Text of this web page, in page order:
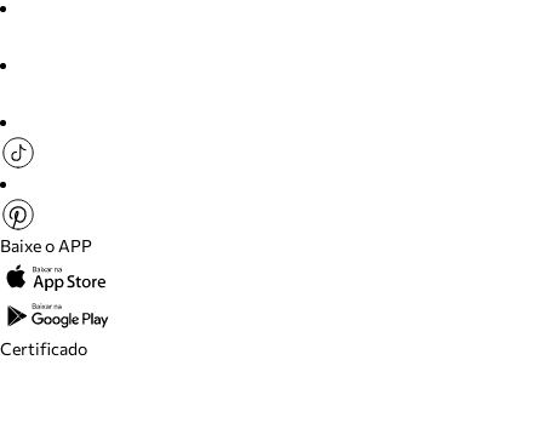
Baixe o APP
Certificado